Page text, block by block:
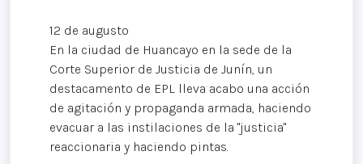
12 de augusto
En la ciudad de Huancayo en la sede de la
Corte Superior de Justicia de Junín, un
destacamento de EPL lleva acabo una acción
de agitación y propaganda armada, haciendo
evacuar a las instilaciones de la "justicia"
reaccionaria y haciendo pintas.